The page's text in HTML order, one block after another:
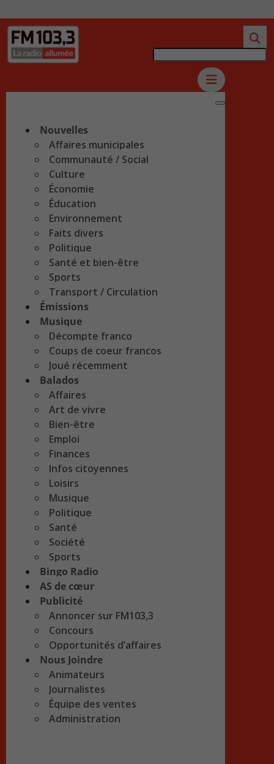
Nouvelles
Affaires municipales
Communauté / Social
Culture
Économie
Éducation
Environnement
Faits divers
Politique
Santé et bien-être
Sports
Transport / Circulation
Émissions
Musique
Décompte franco
Coups de coeur francos
Joué récemment
Balados
Affaires
Art de vivre
Bien-être
Emploi
Finances
Infos citoyennes
Loisirs
Musique
Politique
Santé
Société
Sports
Bingo Radio
AS de cœur
Publicité
Annoncer sur FM103,3
Concours
Opportunités d’affaires
Nous Joindre
Animateurs
Journalistes
Équipe des ventes
Administration